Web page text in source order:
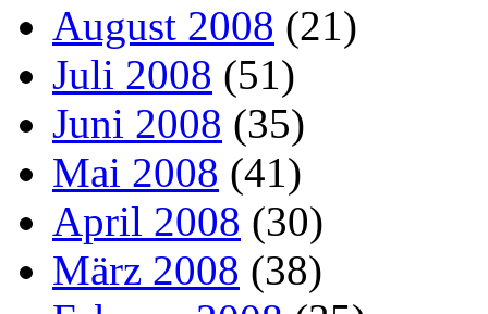
August 2008 (21)
Juli 2008 (51)
Juni 2008 (35)
Mai 2008 (41)
April 2008 (30)
März 2008 (38)